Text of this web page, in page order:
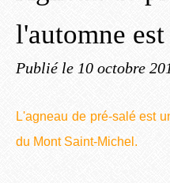
l'automne
Publié le 10 octobre
L'agneau de pré-salé est
du Mont Saint-Michel.